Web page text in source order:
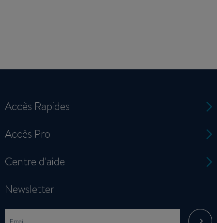
Accès Rapides
Accès Pro
Centre d'aide
Newsletter